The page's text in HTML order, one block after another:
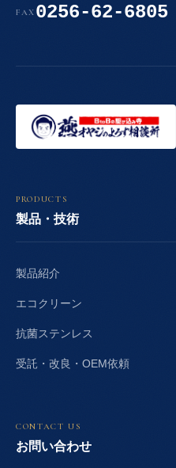
FAX 0256-62-6805
PRODUCTS
製品・技術
製品紹介
エコクリーン
抗菌ステンレス
受託・改良・OEM依頼
CONTACT US
お問い合わせ